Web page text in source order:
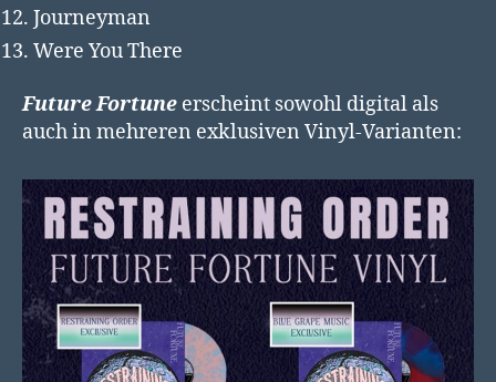
Journeyman
Were You There
Future Fortune erscheint sowohl digital als
auch in mehreren exklusiven Vinyl-Varianten: